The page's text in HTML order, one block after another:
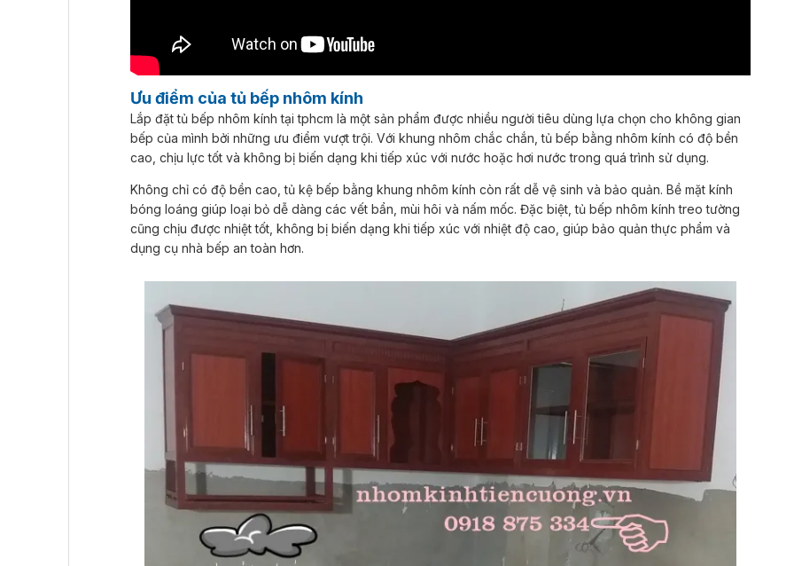
Ưu điểm của tủ bếp nhôm kính
Lắp đặt tủ bếp nhôm kính tại tphcm là một sản phẩm được nhiều người tiêu dùng lựa chọn cho không gian
bếp của mình bởi những ưu điểm vượt trội. Với khung nhôm chắc chắn, tủ bếp bằng nhôm kính có độ bền
cao, chịu lực tốt và không bị biến dạng khi tiếp xúc với nước hoặc hơi nước trong quá trình sử dụng.
Không chỉ có độ bền cao, tủ kệ bếp bằng khung nhôm kính còn rất dễ vệ sinh và bảo quản. Bề mặt kính
bóng loáng giúp loại bỏ dễ dàng các vết bẩn, mùi hôi và nấm mốc. Đặc biệt, tủ bếp nhôm kính treo tường
cũng chịu được nhiệt tốt, không bị biến dạng khi tiếp xúc với nhiệt độ cao, giúp bảo quản thực phẩm và
dụng cụ nhà bếp an toàn hơn.